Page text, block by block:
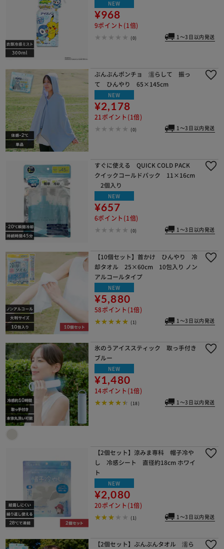
NEW
¥968
9ポイント(1倍)
(0) 1～3日以内発送
ぶんぶんポンチョ 濡らして 振っ
て ひんやり 65×145cm
NEW
¥2,178
21ポイント(1倍)
(0) 1～3日以内発送
すぐに使える QUICK COLD PACK
クイックコールドパック 11×16cm
2個入り
NEW
¥657
6ポイント(1倍)
(0) 1～3日以内発送
【10個セット】首かけ ひんやり 冷
却タオル 25×60cm 10包入り ノン
アルコールタイプ
NEW
¥5,880
58ポイント(1倍)
(1) 1～3日以内発送
氷のうアイススティック 取っ手付き
ブルー
NEW
¥1,480
14ポイント(1倍)
(18) 1～3日以内発送
【2個セット】涼みま専科 帽子冷や
し 冷感シート 直径約18cm ホワイ
ト
NEW
¥2,080
20ポイント(1倍)
(1) 1～3日以内発送
【2個セット】ぶんぶんタオル 濡ら